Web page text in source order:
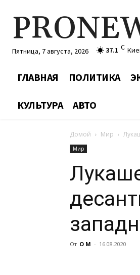
Пятница, 7 августа, 2026 37.1 C
ГЛАВНАЯ ПОЛИТИКА
КУЛЬТУРА АВТО
Домой Мир
Мир
От О М - 16.08.2020